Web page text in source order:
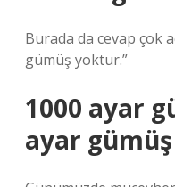
Burada da cevap çok
gümüş yoktur.”
1000 ayar
ayar